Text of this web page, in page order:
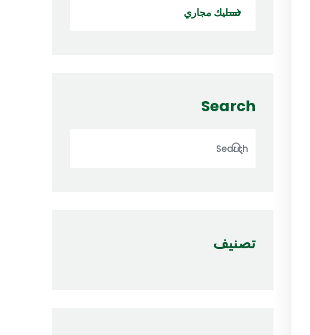
تسليك مجاري
Search
تصنيف